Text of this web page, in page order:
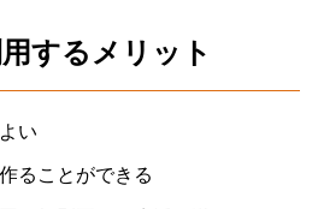
するメリット
い
ることができる